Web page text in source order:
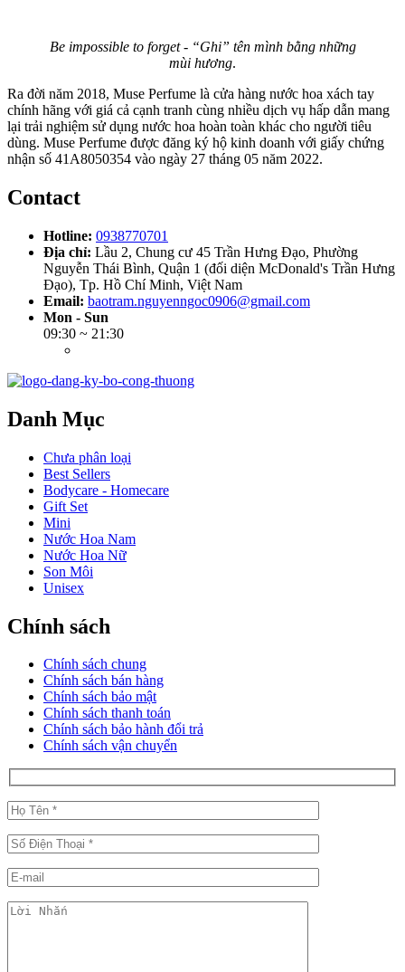
Be impossible to forget - “Ghi” tên mình bằng những
mùi hương.
Ra đời năm 2018, Muse Perfume là cửa hàng nước hoa xách tay
chính hãng với giá cả cạnh tranh cùng nhiều dịch vụ hấp dẫn mang
lại trải nghiệm sử dụng nước hoa hoàn toàn khác cho người tiêu
dùng. Muse Perfume được đăng ký hộ kinh doanh với giấy chứng
nhận số 41A8050354 vào ngày 27 tháng 05 năm 2022.
Contact
Hotline: 0938770701
Địa chỉ: Lầu 2, Chung cư 45 Trần Hưng Đạo, Phường
Nguyễn Thái Bình, Quận 1 (đối diện McDonald's Trần Hưng
Đạo), Tp. Hồ Chí Minh, Việt Nam
Email: baotram.nguyenngoc0906@gmail.com
Mon - Sun
09:30 ~ 21:30
Danh Mục
Chưa phân loại
Best Sellers
Bodycare - Homecare
Gift Set
Mini
Nước Hoa Nam
Nước Hoa Nữ
Son Môi
Unisex
Chính sách
Chính sách chung
Chính sách bán hàng
Chính sách bảo mật
Chính sách thanh toán
Chính sách bảo hành đổi trả
Chính sách vận chuyển